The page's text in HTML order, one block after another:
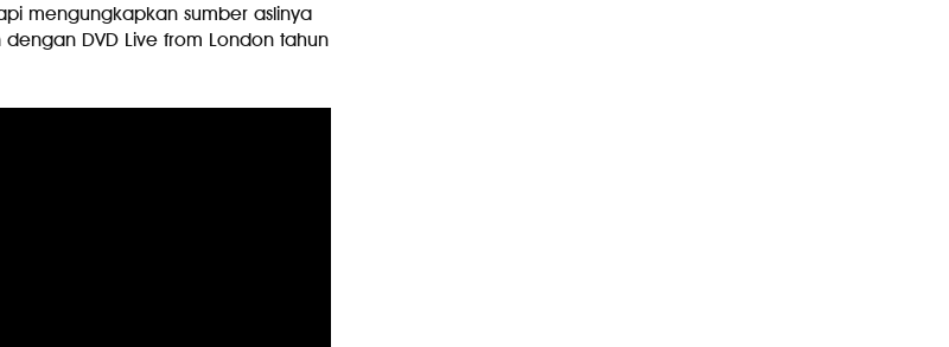
mengungkapkan sumber aslinya
DVD Live from London tahun